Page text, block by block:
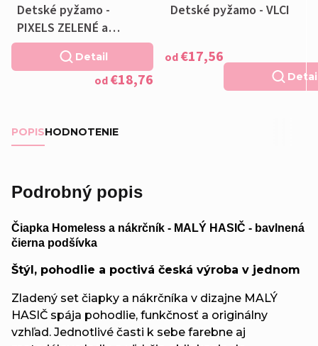
Detské pyžamo -
PIXELS ZELENÉ a
VANKÚŠIK ZADARMO
od€18,76
Detail
Detské pyžamo - VLCI
od€17,56
POPISHODNOTENIE
Podrobný popis
Čiapka Homeless a nákrčník - MALÝ HASIČ - bavlnená
čierna podšívka
Štýl, pohodlie a poctivá česká výroba v jednom
Zladený set čiapky a nákrčníka v dizajne MALÝ
HASIČ spája pohodlie, funkčnosť a originálny
vzhľad. Jednotlivé časti k sebe farebne aj